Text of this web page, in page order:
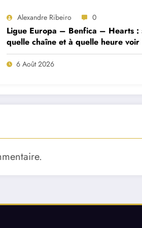
Alexandre Ribeiro 0
Ligue Europa – Benfica – Hearts :
quelle chaîne et à quelle heure voir
match ?
6 Août 2026